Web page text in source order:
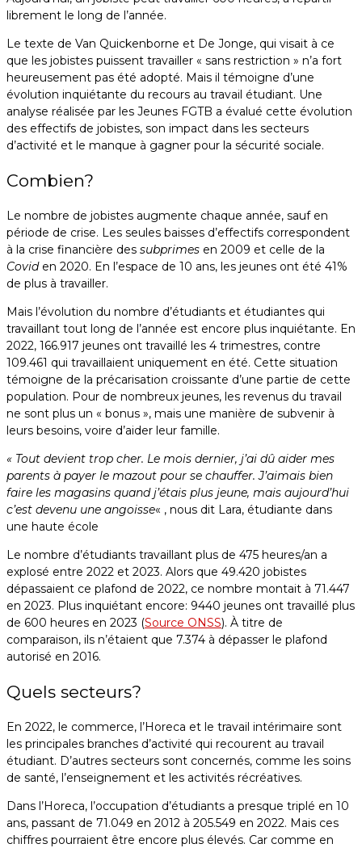
librement le long de l’année.
Le texte de Van Quickenborne et De Jonge, qui visait à ce
que les jobistes puissent travailler « sans restriction » n’a fort
heureusement pas été adopté. Mais il témoigne d’une
évolution inquiétante du recours au travail étudiant. Une
analyse réalisée par les Jeunes FGTB a évalué cette évolution
des effectifs de jobistes, son impact dans les secteurs
d’activité et le manque à gagner pour la sécurité sociale.
Combien?
Le nombre de jobistes augmente chaque année, sauf en
période de crise. Les seules baisses d’effectifs correspondent
à la crise financière des subprimes en 2009 et celle de la
Coviden 2020. En l’espace de 10 ans, les jeunes ont été 41%
de plus à travailler.
Mais l’évolution du nombre d’étudiants et étudiantes qui
travaillant tout long de l’année est encore plus inquiétante. En
2022, 166.917 jeunes ont travaillé les 4 trimestres, contre
109.461 qui travaillaient uniquement en été. Cette situation
témoigne de la précarisation croissante d’une partie de cette
population. Pour de nombreux jeunes, les revenus du travail
ne sont plus un « bonus », mais une manière de subvenir à
leurs besoins, voire d’aider leur famille.
« Tout devient trop cher. Le mois dernier, j’ai dû aider mes
parents à payer le mazout pour se chauffer. J’aimais bien
faire les magasins quand j’étais plus jeune, mais aujourd’hui
c’est devenu une angoisse« , nous dit Lara, étudiante dans
une haute école
Le nombre d’étudiants travaillant plus de 475 heures/an a
explosé entre 2022 et 2023. Alors que 49.420 jobistes
dépassaient ce plafond de 2022, ce nombre montait à 71.447
en 2023. Plus inquiétant encore: 9440 jeunes ont travaillé plus
de 600 heures en 2023 (Source ONSS). À titre de
comparaison, ils n’étaient que 7.374 à dépasser le plafond
autorisé en 2016.
Quels secteurs?
En 2022, le commerce, l’Horeca et le travail intérimaire sont
les principales branches d’activité qui recourent au travail
étudiant. D’autres secteurs sont concernés, comme les soins
de santé, l’enseignement et les activités récréatives.
Dans l’Horeca, l’occupation d’étudiants a presque triplé en 10
ans, passant de 71.049 en 2012 à 205.549 en 2022. Mais ces
chiffres pourraient être encore plus élevés. Car comme en